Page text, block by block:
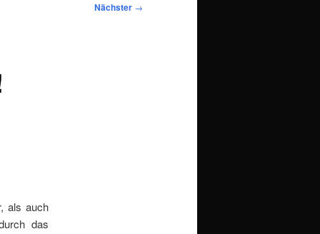
Nächster →
als auch
das